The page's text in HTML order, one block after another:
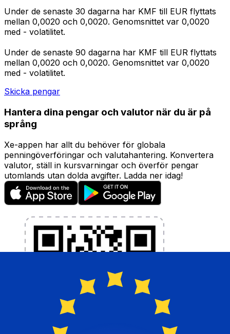
Under de senaste 30 dagarna har KMF till EUR flyttats
mellan 0,0020 och 0,0020. Genomsnittet var 0,0020
med - volatilitet.
Under de senaste 90 dagarna har KMF till EUR flyttats
mellan 0,0020 och 0,0020. Genomsnittet var 0,0020
med - volatilitet.
Skicka pengar
Hantera dina pengar och valutor när du är på
språng
Xe-appen har allt du behöver för globala
penningöverföringar och valutahantering. Konvertera
valutor, ställ in kursvarningar och överför pengar
utomlands utan dolda avgifter. Ladda ner idag!